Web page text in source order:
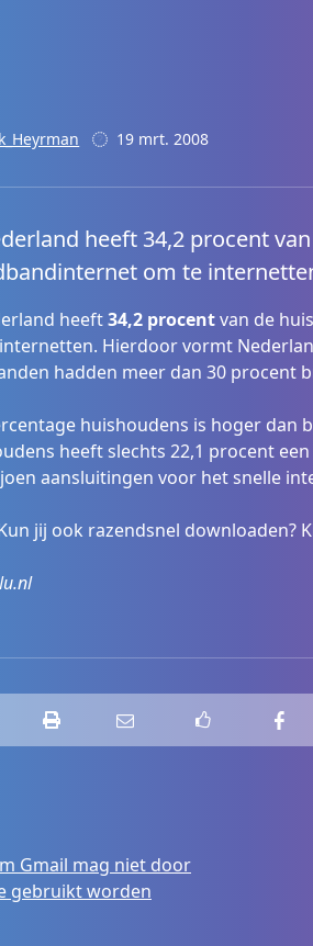
19 mrt. 2008
heeft 34,2 procent
om te
heeft34,2 procentvan de
Hierdoor vormt
hadden meer dan 30 procent
huishoudens is hoger dan
heeft slechts 22,1 procent
aansluitingen voor het snelle
jij ook razendsnel downloaden?
Gmail mag niet door
gebruikt worden